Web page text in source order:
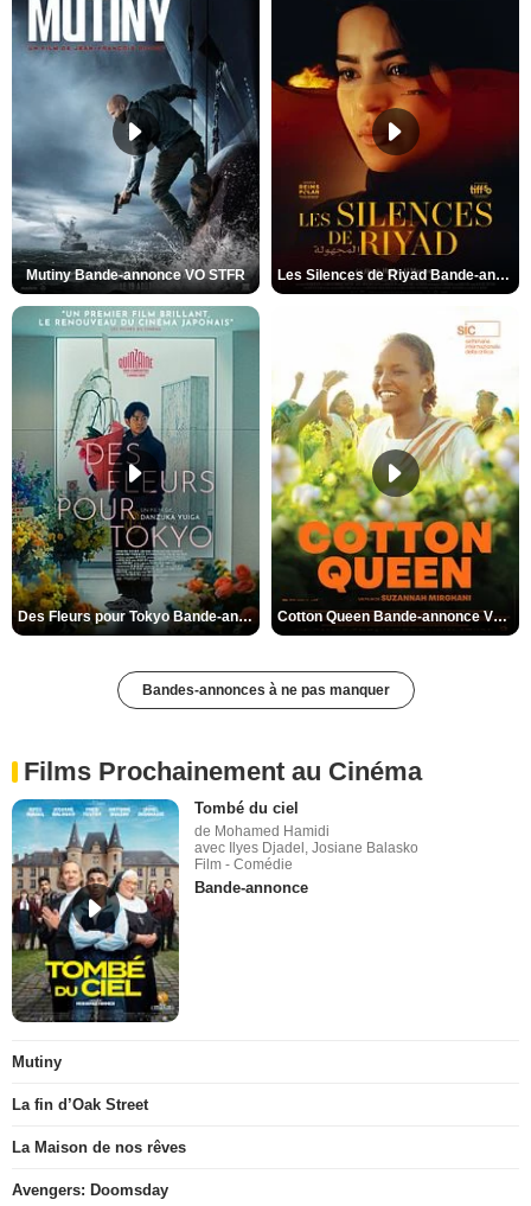
Mutiny Bande-annonce VO STFR Les Silences de Riyad Bande-annonce VO STFR
Des Fleurs pour Tokyo Bande-annonce VO STFR Cotton Queen Bande-annonce VO STFR
Bandes-annonces à ne pas manquer
Films Prochainement au Cinéma
Tombé du ciel
de Mohamed Hamidi
avec Ilyes Djadel, Josiane Balasko
Film - Comédie
Bande-annonce
Mutiny
La fin d’Oak Street
La Maison de nos rêves
Avengers: Doomsday